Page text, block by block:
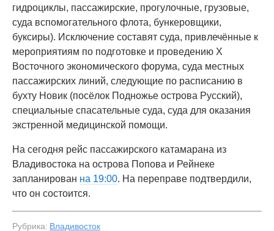
гидроциклы, пассажирские, прогулочные, грузовые,
суда вспомогательного флота, бункеровщики,
буксиры). Исключение составят суда, привлечённые к
мероприятиям по подготовке и проведению X
Восточного экономического форума, суда местных
пассажирских линий, следующие по расписанию в
бухту Новик (посёлок Подножье острова Русский),
специальные спасательные суда, суда для оказания
экстренной медицинской помощи.
На сегодня рейс пассажирского катамарана из
Владивостока на острова Попова и Рейнеке
запланирован на 19:00. На переправе подтвердили,
что он состоится.
Рубрика: Владивосток